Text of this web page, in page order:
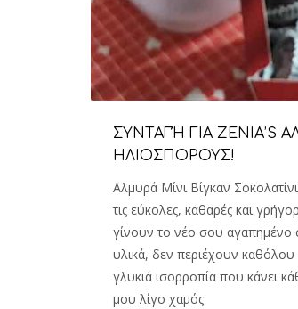
ΣΥΝΤΑΓΉ ΓΙΑ ZENIA’S
ΗΛΙΟΣΠΟΡΟΥΣ!
Αλμυρά Μίνι Βίγκαν
τις εύκολες, καθαρές και
γίνουν το νέο σου αγαπημένο
υλικά, δεν περιέχουν καθόλου
γλυκιά ισορροπία που κάνει
μου λίγο χαμός